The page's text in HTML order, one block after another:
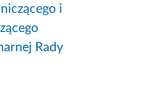
i
Rady